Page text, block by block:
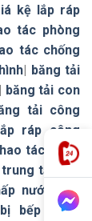
kệ lắp ráp
tác phòng
tác chống
| băng tải
băng tải con
tải công
ráp công
tác công
tải |kệ
nướng đa
bếp công